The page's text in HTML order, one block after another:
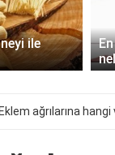
ile
Eklem ağrılarına